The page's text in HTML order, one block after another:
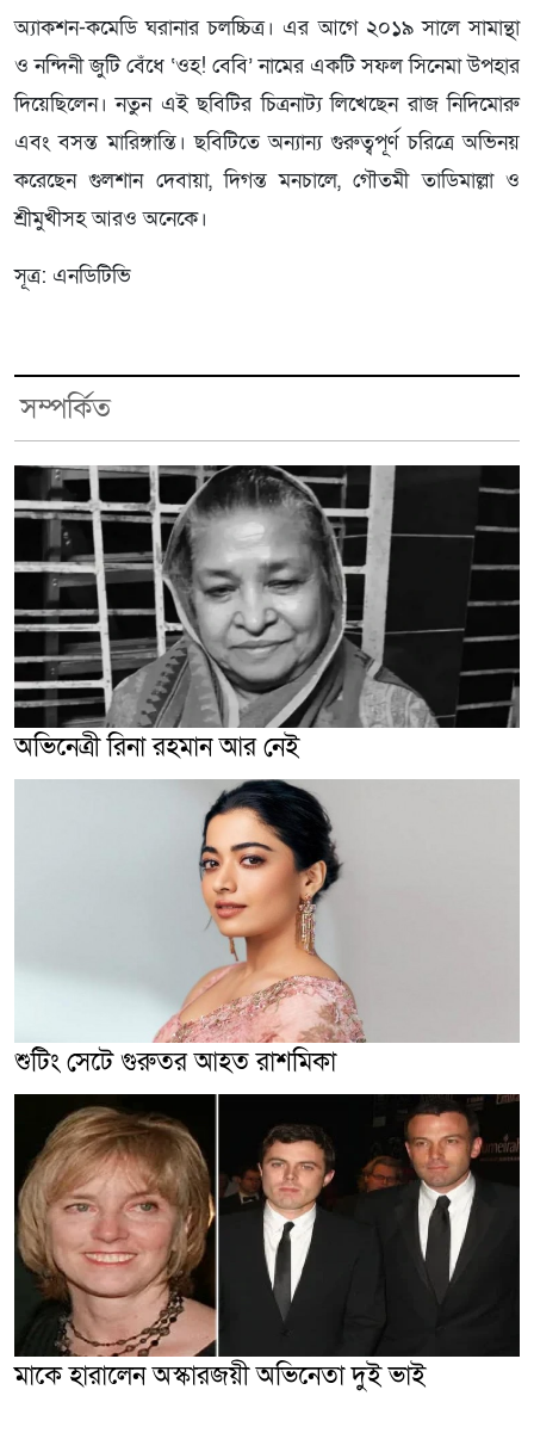
অ্যাকশন-কমেডি ঘরানার চলচ্চিত্র। এর আগে ২০১৯ সালে সামান্থা
ও নন্দিনী জুটি বেঁধে ‘ওহ! বেবি’ নামের একটি সফল সিনেমা উপহার
দিয়েছিলেন। নতুন এই ছবিটির চিত্রনাট্য লিখেছেন রাজ নিদিমোরু
এবং বসন্ত মারিঙ্গান্তি। ছবিটিতে অন্যান্য গুরুত্বপূর্ণ চরিত্রে অভিনয়
করেছেন গুলশান দেবায়া, দিগন্ত মনচালে, গৌতমী তাডিমাল্লা ও
শ্রীমুখীসহ আরও অনেকে।
সূত্র: এনডিটিভি
সম্পর্কিত
অভিনেত্রী রিনা রহমান আর নেই
শুটিং সেটে গুরুতর আহত রাশমিকা
মাকে হারালেন অস্কারজয়ী অভিনেতা দুই ভাই